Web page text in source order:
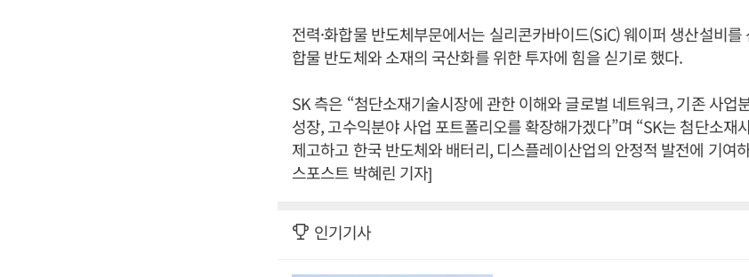
전력·화합물 반도체부문에서는 실리콘카바이드(SiC) 웨이퍼 생산설비
합물 반도체와 소재의 국산화를 위한 투자에 힘을 싣기로 했다.
SK 측은 “첨단소재기술시장에 관한 이해와 글로벌 네트워크, 기존 사업
성장, 고수익분야 사업 포트폴리오를 확장해가겠다”며 “SK는 첨단소재
제고하고 한국 반도체와 배터리, 디스플레이산업의 안정적 발전에 기여
스포스트 박혜린 기자]
인기기사